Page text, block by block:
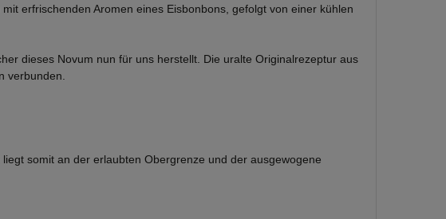
erfrischenden Aromen eines Eisbonbons, gefolgt von einer kühlen
dieses Novum nun für uns herstellt. Die uralte Originalrezeptur aus
verbunden.
somit an der erlaubten Obergrenze und der ausgewogene